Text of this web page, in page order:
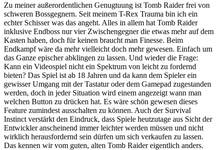
Zu meiner außerordentlichen Genugtuung ist Tomb Raider frei von
schweren Bossgegnern. Seit meinem T-Rex Trauma bin ich ein
echter Schisser was das angeht. Alles in allem hat Tomb Raider
inklusive Endboss nur vier Zwischengegner die etwas mehr auf dem
Kasten haben, doch für keinen braucht man Finesse. Beim
Endkampf wäre da mehr vielleicht doch mehr gewesen. Einfach um
das Ganze epischer abklingen zu lassen. Und wieder die Frage:
Kann ein Videospiel nicht ein Spektrum von leicht zu fordernd
bieten? Das Spiel ist ab 18 Jahren und da kann dem Spieler ein
gewisser Umgang mit der Tastatur oder dem Gamepad zugestanden
werden, doch in jeder Situation wird einem angezeigt wann man
welchen Button zu drücken hat. Es wäre schön gewesen dieses
Feature zumindest ausschalten zu können. Auch der Survival
Instinct verstärkt den Eindruck, dass Spiele heutzutage aus Sicht der
Entwickler anscheinend immer leichter werden müssen und nicht
wirklich herausfordernd sein dürfen um sich verkaufen zu lassen.
Das kennen wir vom guten, alten Tomb Raider eigentlich anders.